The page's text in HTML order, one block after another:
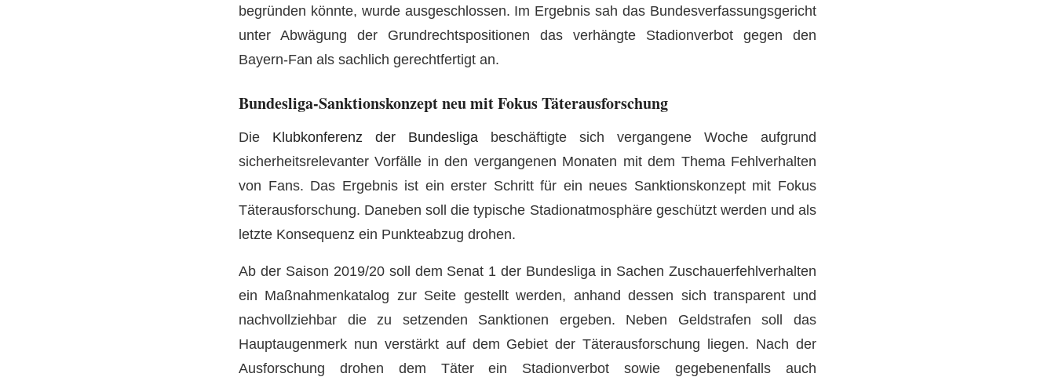
begründen könnte, wurde ausgeschlossen. Im Ergebnis sah das Bundesverfassungsgericht
unter Abwägung der Grundrechtspositionen das verhängte Stadionverbot gegen den
Bayern-Fan als sachlich gerechtfertigt an.
Bundesliga-Sanktionskonzept neu mit Fokus Täterausforschung
Die Klubkonferenz der Bundesliga beschäftigte sich vergangene Woche aufgrund
sicherheitsrelevanter Vorfälle in den vergangenen Monaten mit dem Thema Fehlverhalten
von Fans. Das Ergebnis ist ein erster Schritt für ein neues Sanktionskonzept mit Fokus
Täterausforschung. Daneben soll die typische Stadionatmosphäre geschützt werden und als
letzte Konsequenz ein Punkteabzug drohen.
Ab der Saison 2019/20 soll dem Senat 1 der Bundesliga in Sachen Zuschauerfehlverhalten
ein Maßnahmenkatalog zur Seite gestellt werden, anhand dessen sich transparent und
nachvollziehbar die zu setzenden Sanktionen ergeben. Neben Geldstrafen soll das
Hauptaugenmerk nun verstärkt auf dem Gebiet der Täterausforschung liegen. Nach der
Ausforschung drohen dem Täter ein Stadionverbot sowie gegebenenfalls auch